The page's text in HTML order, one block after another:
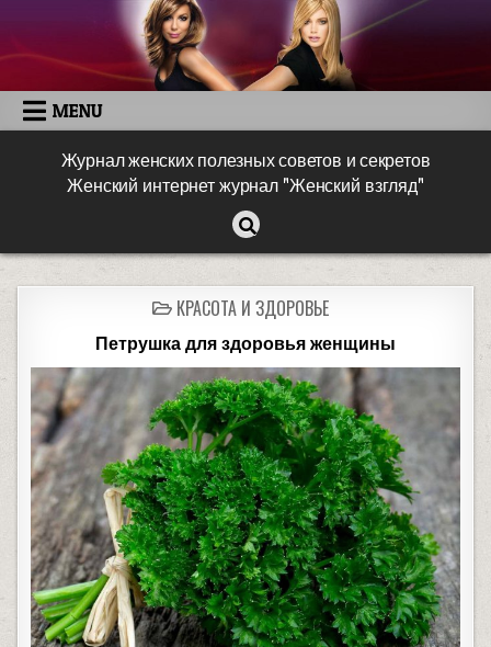
MENU
Журнал женских полезных советов и секретов
Женский интернет журнал "Женский взгляд"
КРАСОТА И ЗДОРОВЬЕ
Петрушка для здоровья женщины